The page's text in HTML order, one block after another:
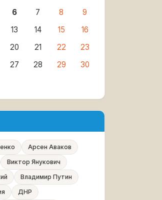
6 7 8
9
13 14 15
16
20 21 22
23
27 28 29
30
Арсен Аваков
Виктор Янукович
Владимир Путин
ДНР